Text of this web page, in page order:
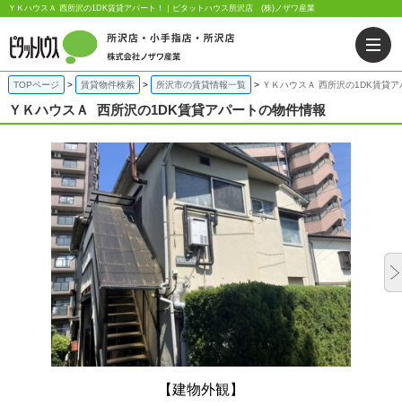
ＹＫハウスＡ 西所沢の1DK賃貸アパート！｜ピタットハウス所沢店 (株)ノザワ産業
TOPページ 賃貸物件検索 所沢市の賃貸情報一覧 ＹＫハウスＡ 西所沢の1DK賃貸ア
ＹＫハウスＡ 西所沢の1DK賃貸アパートの物件情報
【建物外観】